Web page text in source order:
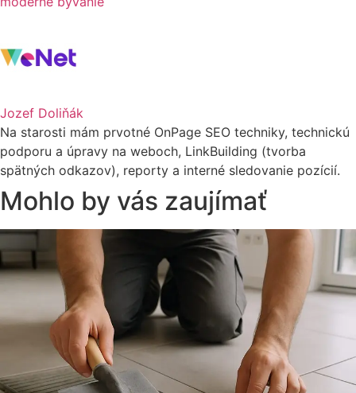
Jozef Doliňák
Na starosti mám prvotné OnPage SEO techniky, technickú
podporu a úpravy na weboch, LinkBuilding (tvorba
spätných odkazov), reporty a interné sledovanie pozícií.
Mohlo by vás zaujímať